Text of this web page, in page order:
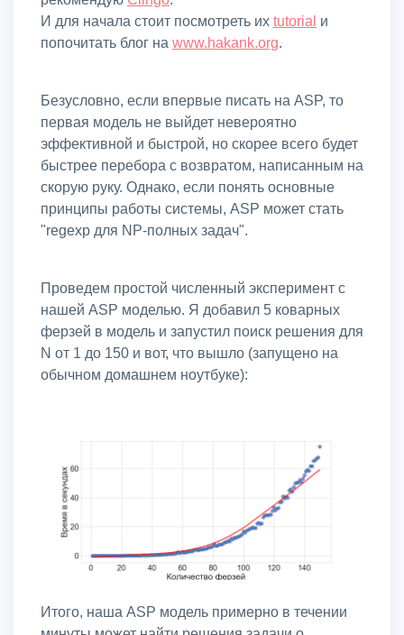
И для начала стоит посмотреть их tutorial и
попочитать блог на www.hakank.org.
Безусловно, если впервые писать на ASP, то
первая модель не выйдет невероятно
эффективной и быстрой, но скорее всего будет
быстрее перебора с возвратом, написанным на
скорую руку. Однако, если понять основные
принципы работы системы, ASP может стать
"regexp для NP-полных задач".
Проведем простой численный эксперимент с
нашей ASP моделью. Я добавил 5 коварных
ферзей в модель и запустил поиск решения для
N от 1 до 150 и вот, что вышло (запущено на
обычном домашнем ноутбуке):
Итого, наша ASP модель примерно в течении